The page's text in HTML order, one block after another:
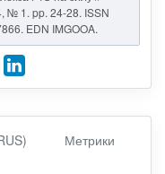
№ 1. pp. 24-28. ISSN
EDN IMGOOA.
Метрики